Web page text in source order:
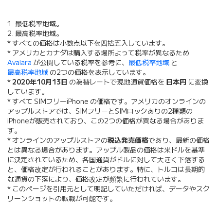
1. 最低税率地域。
2. 最高税率地域。
* すべての価格は小数点以下を四捨五入しています。
* アメリカとカナダは購入する場所よって税率が異なるため
Avalara が公開している税率を参考に、 最低税率地域 と
最高税率地域 の2つの価格を表示しています。
*2020年10月13日 の為替レートで現地通貨価格を 日本円 に変換
しています。
* すべて SIMフリーiPhone の価格です。アメリカのオンラインの
アップルストアでは、SIMフリーとSIMロックありの2種類の
iPhoneが販売されており、この2つの価格が異なる場合がありま
す。
* オンラインのアップルストアの税込発売価格であり、最新の価格
とは異なる場合があります。アップル製品の価格は米ドルを基準
に決定されているため、各国通貨がドルに対して大きく下落する
と、価格改定が行われることがあります。特に、トルコは長期的
な通貨の下落により、価格改定が頻繁に行われています。
* このページを引用元として明記していただければ、データやスク
リーンショットの転載が可能です。